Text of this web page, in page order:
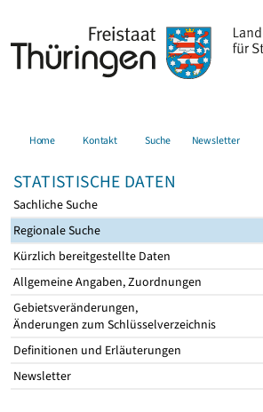
Home Kontakt Suche Newsletter
STATISTISCHE DATEN
Sachliche Suche
Regionale Suche
Kürzlich bereitgestellte Daten
Allgemeine Angaben, Zuordnungen
Gebietsveränderungen,
Änderungen zum Schlüsselverzeichnis
Definitionen und Erläuterungen
Newsletter